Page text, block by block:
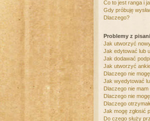
Co to jest ranga i
Gdy próbuję
Dlaczego?
Problemy z
Jak utworzyć
Jak edytować lub
Jak dodawać
Jak utworzyć
Dlaczego nie
Jak wyedytować
Dlaczego nie mam
Dlaczego nie
Dlaczego
Jak mogę zgłosić
Do czego służy